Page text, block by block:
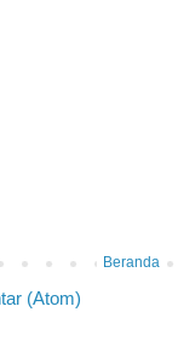
Beranda
(Atom)